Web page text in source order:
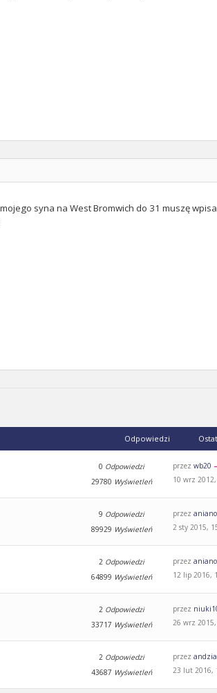
syna na West Bromwich do 31 muszę
Odpowiedzi
0 Odpowiedzi
29780 Wyświetleń
przezwb20
10 wrz
9 Odpowiedzi
89929 Wyświetleń
przez
2 sty 2015,
2 Odpowiedzi
64899 Wyświetleń
przez
12 lip 2016,
2 Odpowiedzi
33717 Wyświetleń
przez
26 wrz
2 Odpowiedzi
43687 Wyświetleń
przez
23 lut 2016,